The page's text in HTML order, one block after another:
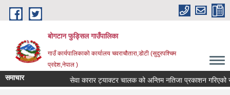
Skip to main content
बोगटान फुड्सिल गाउँपालिका
गाउँ कार्यपालिकाको कार्यालय चवराचौतारा,डोटी (सुदुरपश्चिम
प्रदेश,नेपाल )
समाचार सेवा कारार ट्याक्टर चालक को अन्तिम नतिजा प्रकाशन गरिएको